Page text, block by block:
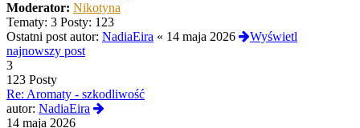
Moderator: Nikotyna
Tematy: 3 Posty: 123
Ostatni post autor: NadiaEira « 14 maja 2026
Wyświetl
najnowszy post
3
123 Posty
Re: Aromaty - szkodliwość
autor: NadiaEira
14 maja 2026